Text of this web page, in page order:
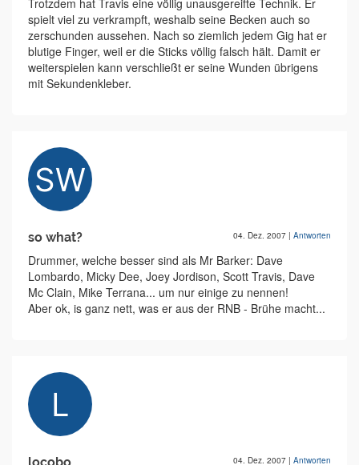
Trotzdem hat Travis eine völlig unausgereifte Technik. Er
spielt viel zu verkrampft, weshalb seine Becken auch so
zerschunden aussehen. Nach so ziemlich jedem Gig hat er
blutige Finger, weil er die Sticks völlig falsch hält. Damit er
weiterspielen kann verschließt er seine Wunden übrigens
mit Sekundenkleber.
so what? 04. Dez. 2007 | Antworten
Drummer, welche besser sind als Mr Barker: Dave
Lombardo, Micky Dee, Joey Jordison, Scott Travis, Dave
Mc Clain, Mike Terrana... um nur einige zu nennen!
Aber ok, is ganz nett, was er aus der RNB - Brühe macht...
04. Dez. 2007 | Antworten